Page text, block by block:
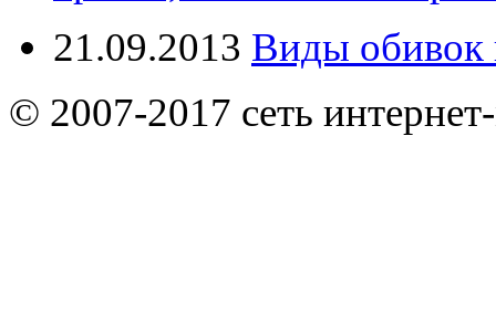
21.09.2013 Виды обивок
© 2007-2017 сеть